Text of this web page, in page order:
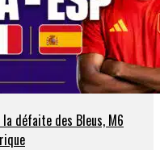
défaite des Bleus, M6